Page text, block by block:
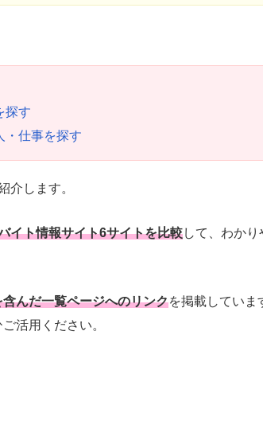
探す
・仕事を探す
介します。
イト情報サイト6サイトを比較して、わかり
んだ一覧ページへのリンクを掲載していま
活用ください。